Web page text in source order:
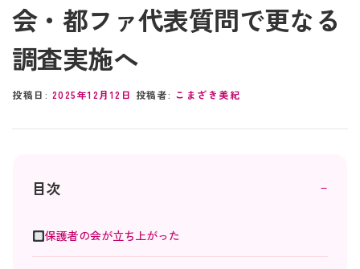
会・都ファ代表質問で更なる
調査実施へ
投稿日: 2025年12月12日 投稿者: こまざき美紀
目次 －
保護者の会が立ち上がった